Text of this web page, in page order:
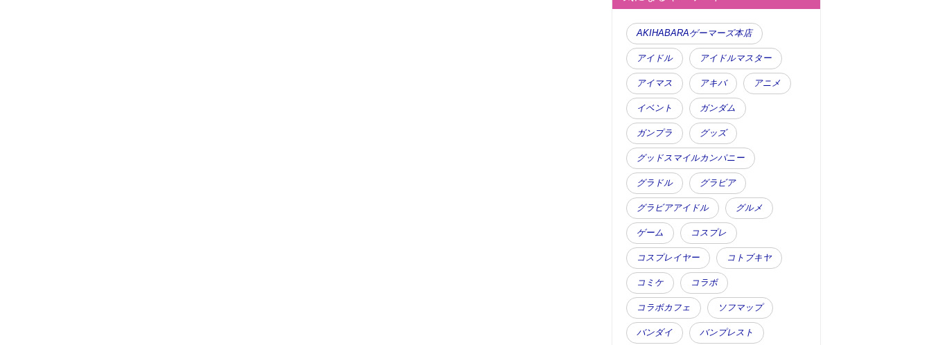
AKIHABARAゲーマーズ本店
アイドル アイドルマスター
アイマス アキバ アニメ
イベント ガンダム
ガンプラ グッズ
グッドスマイルカンパニー
グラドル グラビア
グラビアアイドル グルメ
ゲーム コスプレ
コスプレイヤー コトブキヤ
コミケ コラボ
コラボカフェ ソフマップ
バンダイ バンプレスト